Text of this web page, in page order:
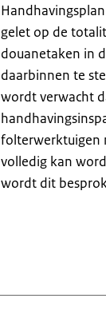
gelet op de
douanetaken in
daarbinnen te
wordt verwacht
folterwerktuigen
volledig kan
wordt dit